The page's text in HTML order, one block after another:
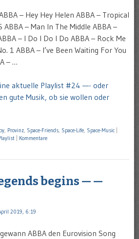
– Hey Hey Helen ABBA – Tropical
ABBA – Man In The Middle ABBA –
– I Do I Do I Do ABBA – Rock Me
1 ABBA – I’ve Been Waiting For You
– …
aktuelle Playlist #24 —- oder
gute Musik, ob sie wollen oder
, Provinz, Space-Friends, Space-Life, Space-Music
Kommentare
begins — —
2019, 6:19
ABBA den Eurovision Song